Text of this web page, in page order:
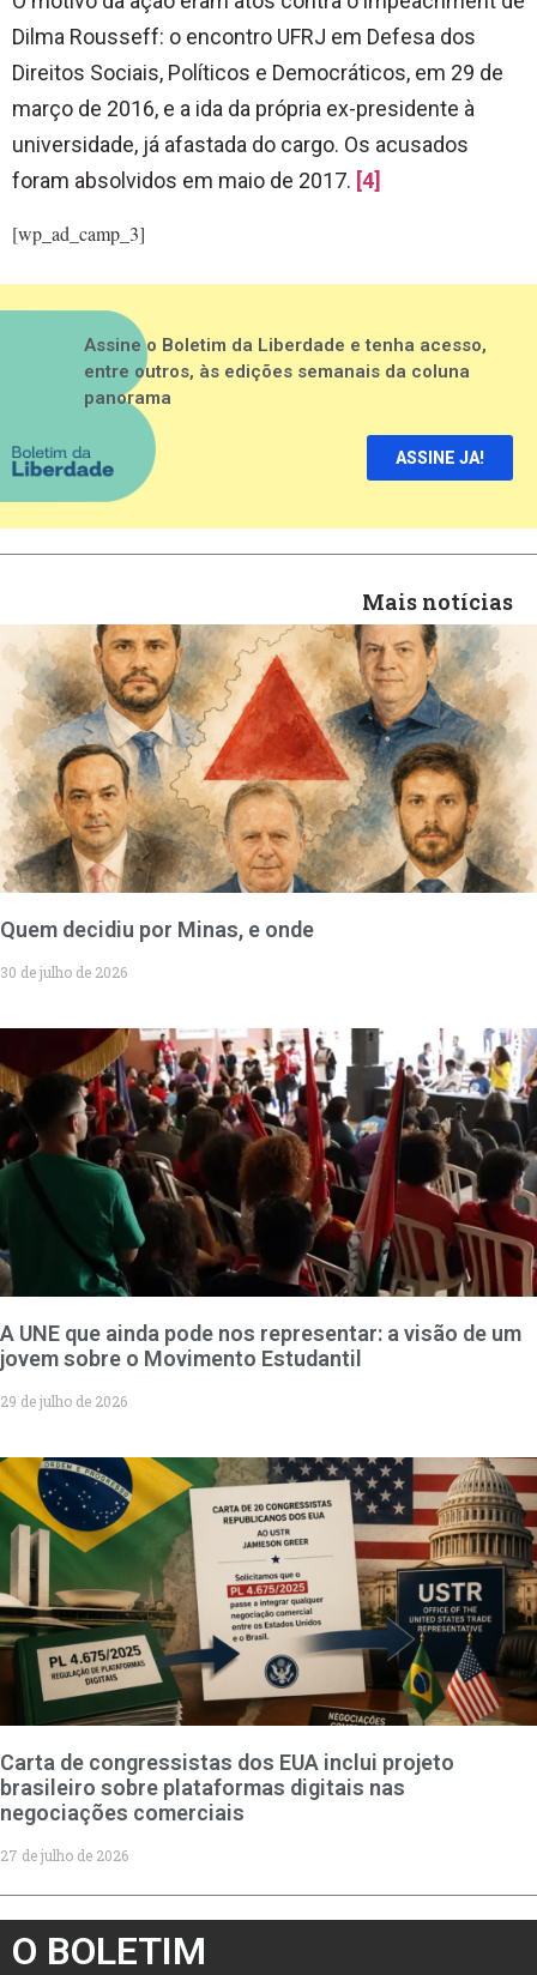
Dilma Rousseff: o encontro UFRJ em Defesa dos
Direitos Sociais, Políticos e Democráticos, em 29 de
março de 2016, e a ida da própria ex-presidente à
universidade, já afastada do cargo. Os acusados
foram absolvidos em maio de 2017. [4]
[wp_ad_camp_3]
Assine o Boletim da Liberdade e tenha acesso,
entre outros, às edições semanais da coluna
panorama
ASSINE JA!
Mais notícias
Quem decidiu por Minas, e onde
30 de julho de 2026
A UNE que ainda pode nos representar: a visão de um
jovem sobre o Movimento Estudantil
29 de julho de 2026
Carta de congressistas dos EUA inclui projeto
brasileiro sobre plataformas digitais nas
negociações comerciais
27 de julho de 2026
O BOLETIM